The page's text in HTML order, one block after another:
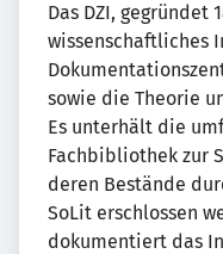
Das DZI, gegründet
wissenschaftliches
sowie die Theorie
Es unterhält die
Fachbibliothek zur
deren Bestände
SoLit erschlossen
dokumentiert das